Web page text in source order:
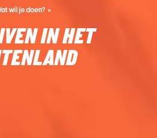
wil je doen?
IN HET